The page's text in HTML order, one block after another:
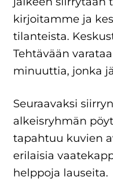
kirjoitamme ja
tilanteista.
Tehtävään
minuuttia, jonka
Seuraavaksi
alkeisryhmän
tapahtuu kuvien
erilaisia
helppoja lauseita.